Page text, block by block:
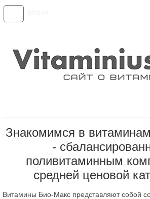
Знакомимся в
-
поливитаминным
средней ценовой
Витамины Био-Макс представляют собой